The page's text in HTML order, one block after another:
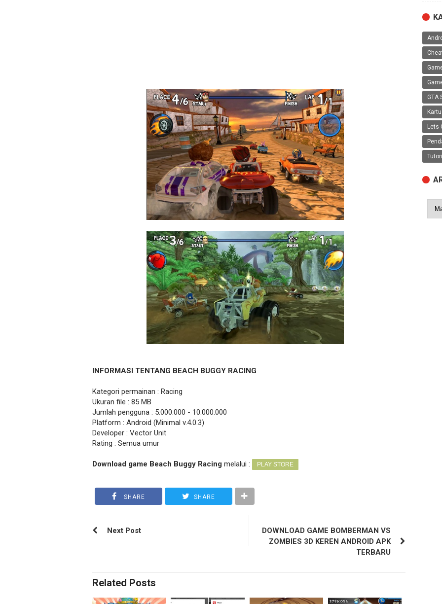
INFORMASI TENTANG BEACH BUGGY RACING
Kategori permainan : Racing
Ukuran file : 85 MB
Jumlah pengguna : 5.000.000 - 10.000.000
Platform : Android (Minimal v.4.0.3)
Developer : Vector Unit
Rating : Semua umur
Download game Beach Buggy Racing melalui : PLAY STORE
SHARE SHARE
Next Post
DOWNLOAD GAME BOMBERMAN VS
ZOMBIES 3D KEREN ANDROID APK
TERBARU
Related Posts
GTA
Lets